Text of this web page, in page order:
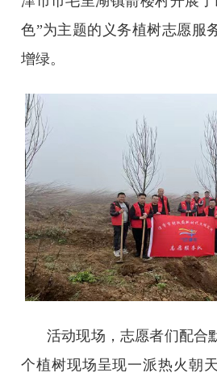
色”为主题的义务植树志愿服
增绿。
活动现场，志愿者们配合
个植树现场呈现一派热火朝